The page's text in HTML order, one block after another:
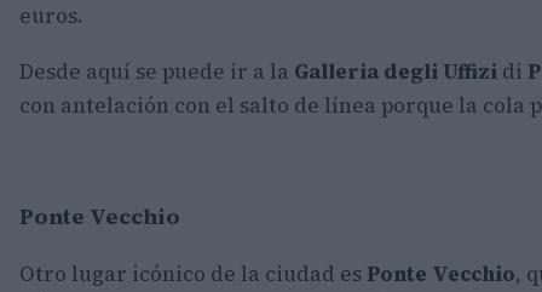
euros.
Desde aquí se puede ir a la Galleria degli Uffizi di
con antelación con el salto de línea porque la cola
Ponte Vecchio
Otro lugar icónico de la ciudad es Ponte Vecchio,